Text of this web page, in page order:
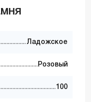
Ладожское
Розовый
100